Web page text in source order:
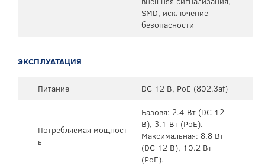
SMD, исключение
безопасности
ЭКСПЛУАТАЦИЯ
Питание DC 12 В, PoE (802.3af)
Потребляемая мощност
ь
Базовя: 2.4 Вт (DC 12
В), 3.1 Вт (PoE).
Максимальная: 8.8 Вт
(DC 12 В), 10.2 Вт
(PoE).